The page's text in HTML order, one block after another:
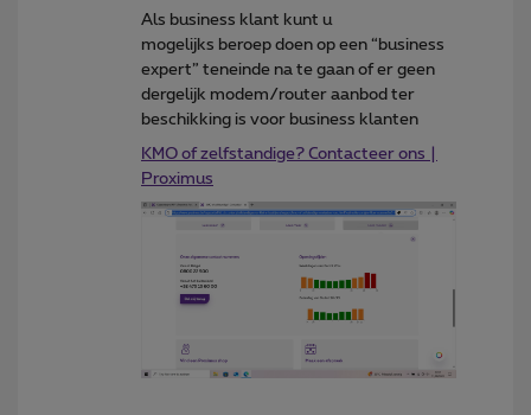
Als business klant kunt u
mogelijks beroep doen op een “business
expert” teneinde na te gaan of er geen
dergelijk modem/router aanbod ter
beschikking is voor business klanten
KMO of zelfstandige? Contacteer ons |
Proximus